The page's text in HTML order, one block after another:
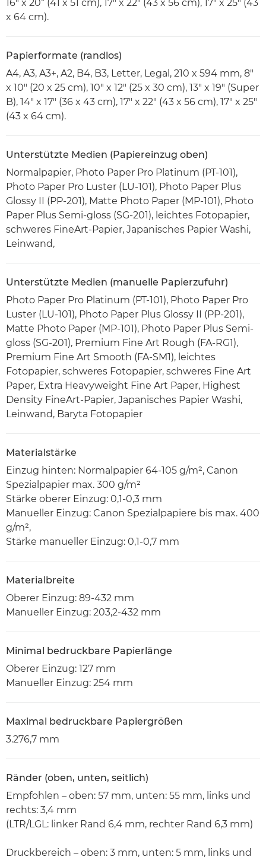
16" x 20“ (41 x 51 cm), 17" x 22" (43 x 56 cm), 17" x 25" (43
x 64 cm).
Papierformate (randlos)
A4, A3, A3+, A2, B4, B3, Letter, Legal, 210 x 594 mm, 8"
x 10" (20 x 25 cm), 10" x 12" (25 x 30 cm), 13" x 19" (Super
B), 14" x 17" (36 x 43 cm), 17" x 22" (43 x 56 cm), 17" x 25"
(43 x 64 cm).
Unterstützte Medien (Papiereinzug oben)
Normalpapier, Photo Paper Pro Platinum (PT-101),
Photo Paper Pro Luster (LU-101), Photo Paper Plus
Glossy II (PP-201), Matte Photo Paper (MP-101), Photo
Paper Plus Semi-gloss (SG-201), leichtes Fotopapier,
schweres FineArt-Papier, Japanisches Papier Washi,
Leinwand,
Unterstützte Medien (manuelle Papierzufuhr)
Photo Paper Pro Platinum (PT-101), Photo Paper Pro
Luster (LU-101), Photo Paper Plus Glossy II (PP-201),
Matte Photo Paper (MP-101), Photo Paper Plus Semi-
gloss (SG-201), Premium Fine Art Rough (FA-RG1),
Premium Fine Art Smooth (FA-SM1), leichtes
Fotopapier, schweres Fotopapier, schweres Fine Art
Paper, Extra Heavyweight Fine Art Paper, Highest
Density FineArt-Papier, Japanisches Papier Washi,
Leinwand, Baryta Fotopapier
Materialstärke
Einzug hinten: Normalpapier 64-105 g/m², Canon
Spezialpapier max. 300 g/m²
Stärke oberer Einzug: 0,1-0,3 mm
Manueller Einzug: Canon Spezialpapiere bis max. 400
g/m²,
Stärke manueller Einzug: 0,1-0,7 mm
Materialbreite
Oberer Einzug: 89-432 mm
Manueller Einzug: 203,2-432 mm
Minimal bedruckbare Papierlänge
Oberer Einzug: 127 mm
Manueller Einzug: 254 mm
Maximal bedruckbare Papiergrößen
3.276,7 mm
Ränder (oben, unten, seitlich)
Empfohlen – oben: 57 mm, unten: 55 mm, links und
rechts: 3,4 mm
(LTR/LGL: linker Rand 6,4 mm, rechter Rand 6,3 mm)
Druckbereich – oben: 3 mm, unten: 5 mm, links und